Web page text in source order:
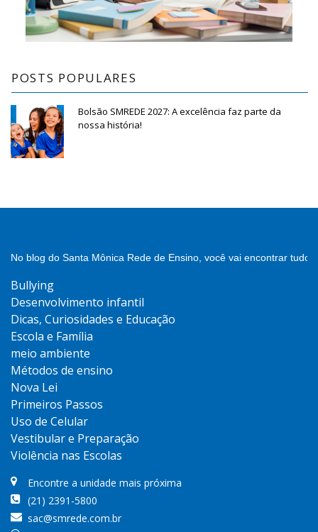
POSTS POPULARES
Bolsão SMREDE 2027: A excelência faz parte da
nossa história!
No blog do Santa Mônica Rede de Ensino, você vai encontrar
Bullying
Desenvolvimento infantil
Dicas, Curiosidades e Educação
Escola e Família
meio ambiente
Métodos de ensino
Nova Lei
Primeiros Passos
Uso de Celular
Vestibular e Preparação
Violência nas Escolas
Encontre a unidade mais próxima
(21) 2391-5800
sac@smrede.com.br